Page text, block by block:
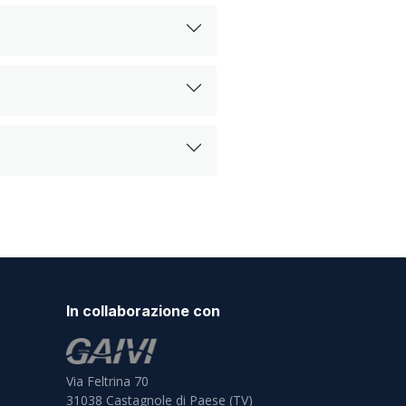
In collaborazione con
Via Feltrina 70
31038 Castagnole di Paese (TV)